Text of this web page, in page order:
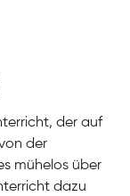
der auf
der
mühelos über
dazu